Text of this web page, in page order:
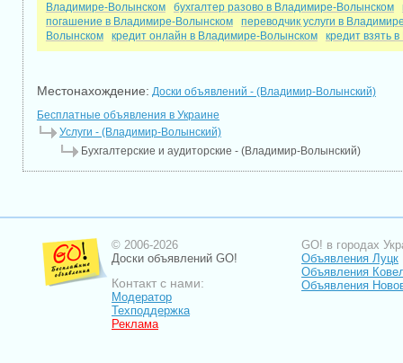
Владимире-Волынском
бухгалтер разово в Владимире-Волынском
погашение в Владимире-Волынском
переводчик услуги в
Волынском
кредит онлайн в Владимире-Волынском кредит взять
Местонахождение: Доски объявлений - (Владимир-Волынский)
Бесплатные объявления в Украине
Услуги - (Владимир-Волынский)
Бухгалтерские и аудиторские - (Владимир-Волынский)
© 2006-2026
Доски объявлений GO!
Контакт с нами:
Модератор
Техподдержка
Реклама
GO! в городах
Объявления Луцк
Объявления
Объявления